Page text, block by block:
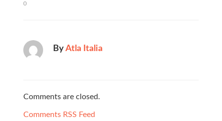
0
ByAtla Italia
Comments are closed.
Comments RSS Feed